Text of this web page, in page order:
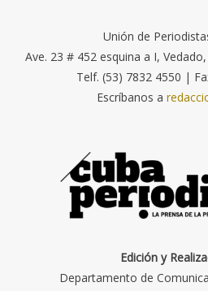
Unión de
Ave. 23 # 452 esquina a I,
Telf. (53) 7832 4550 |
Escríbanos a
Edición y
Departamento de